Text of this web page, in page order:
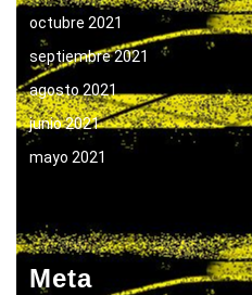
octubre 2021
septiembre 2021
agosto 2021
junio 2021
mayo 2021
Meta